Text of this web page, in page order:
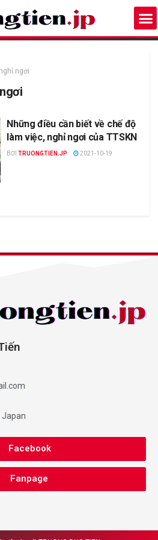
ngơi
Những điều cần biết về chế độ
làm việc, nghỉ ngơi của TTSKN
BƠI TRUONGTIEN.JP 2021-10-19
Japan
Facebook
Fanpage